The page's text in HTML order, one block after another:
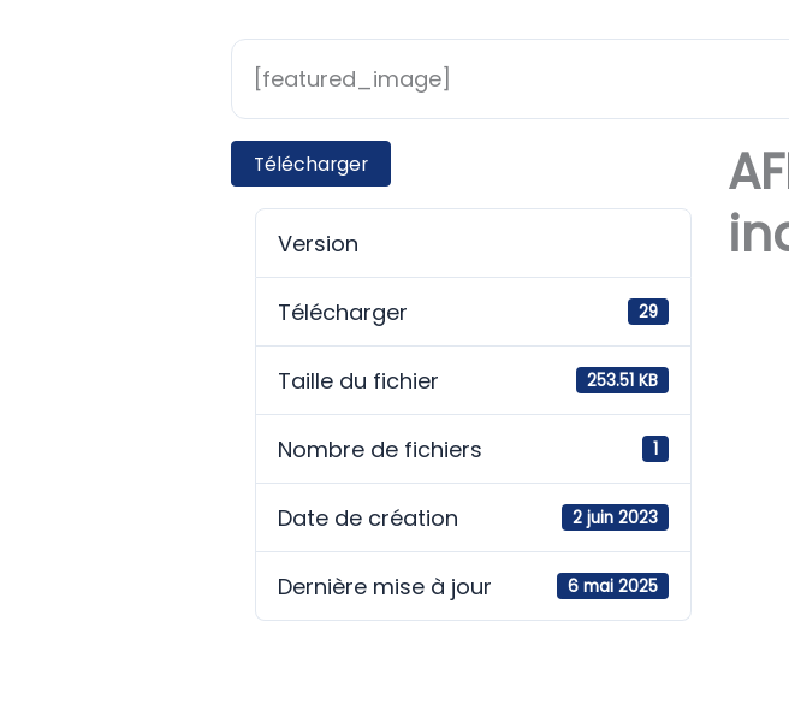
[featured_image]
Télécharger
Version
Télécharger 29
Taille du fichier 253.51 KB
Nombre de fichiers 1
Date de création 2 juin 2023
Dernière mise à jour 6 mai 2025